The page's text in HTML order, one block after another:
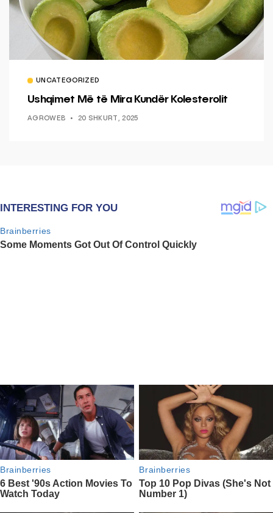
UNCATEGORIZED
Ushqimet Më të Mira Kundër Kolesterolit
AGROWEB 20 SHKURT, 2025